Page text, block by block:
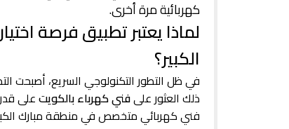
كهربائية مرة أخرى.
لماذا يعتبر تطبيق فرصة
الكبير؟
في ظل التطور التكنولوجي السريع، أصبحت
ذلك العثور علىفني كهرباء بالكويتعلى
فني كهربائي متخصص في منطقة مبارك